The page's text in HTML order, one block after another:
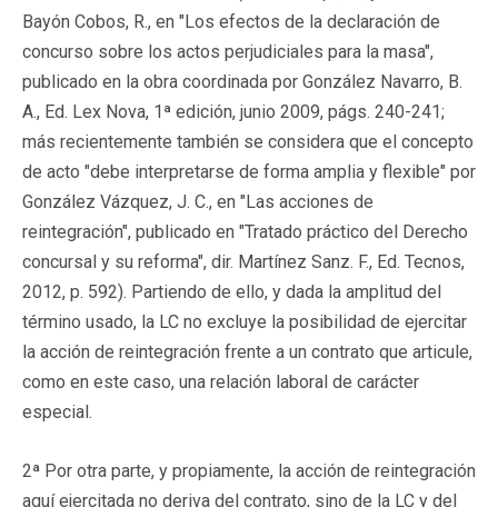
Bayón Cobos, R., en "Los efectos de la declaración de
concurso sobre los actos perjudiciales para la masa",
publicado en la obra coordinada por González Navarro, B.
A., Ed. Lex Nova, 1ª edición, junio 2009, págs. 240-241;
más recientemente también se considera que el concepto
de acto "debe interpretarse de forma amplia y flexible" por
González Vázquez, J. C., en "Las acciones de
reintegración", publicado en "Tratado práctico del Derecho
concursal y su reforma", dir. Martínez Sanz. F., Ed. Tecnos,
2012, p. 592). Partiendo de ello, y dada la amplitud del
término usado, la LC no excluye la posibilidad de ejercitar
la acción de reintegración frente a un contrato que articule,
como en este caso, una relación laboral de carácter
especial.
2ª Por otra parte, y propiamente, la acción de reintegración
aquí ejercitada no deriva del contrato, sino de la LC y del